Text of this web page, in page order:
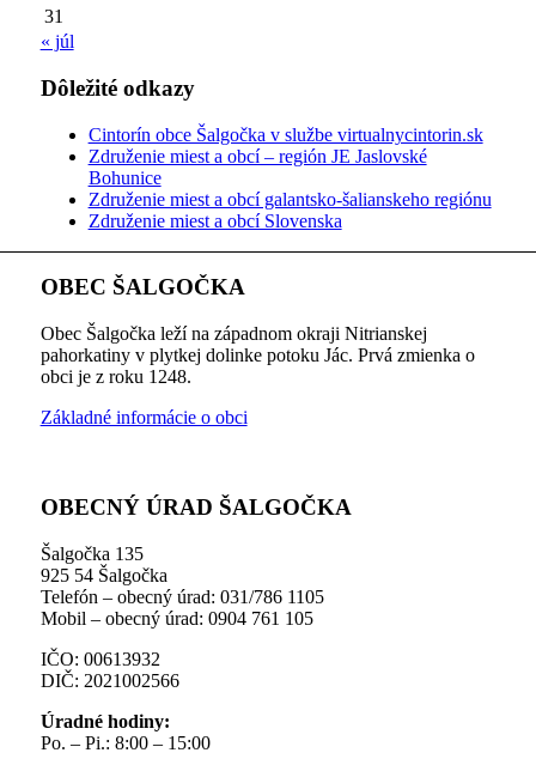
31
« júl
Dôležité odkazy
Cintorín obce Šalgočka v službe virtualnycintorin.sk
Združenie miest a obcí – región JE Jaslovské
Bohunice
Združenie miest a obcí galantsko-šalianskeho regiónu
Združenie miest a obcí Slovenska
OBEC ŠALGOČKA
Obec Šalgočka leží na západnom okraji Nitrianskej
pahorkatiny v plytkej dolinke potoku Jác. Prvá zmienka o
obci je z roku 1248.
Základné informácie o obci
OBECNÝ ÚRAD ŠALGOČKA
Šalgočka 135
925 54 Šalgočka
Telefón – obecný úrad: 031/786 1105
Mobil – obecný úrad: 0904 761 105
IČO: 00613932
DIČ: 2021002566
Úradné hodiny:
Po. – Pi.: 8:00 – 15:00